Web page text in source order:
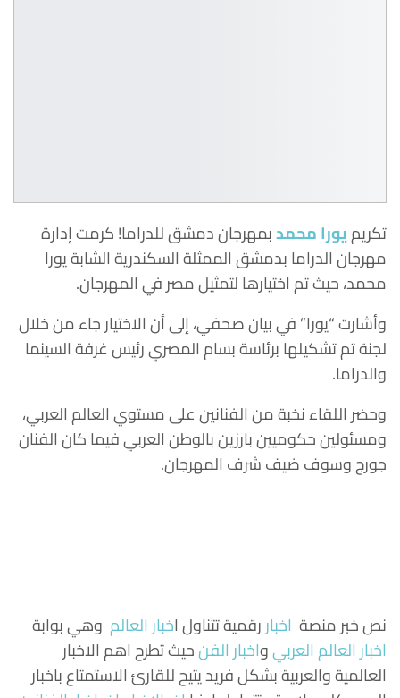
تكريميورا محمدبمهرجان دمشق للدراما! كرمت إدارة
مهرجان الدراما بدمشق الممثلة السكندرية الشابة يورا
محمد، حيث تم اختيارها لتمثيل مصر في المهرجان.
وأشارت “يورا” في بيان صحفي، إلى أن الاختيار جاء من خلال
لجنة تم تشكيلها برئاسة بسام المصري رئيس غرفة السينما
والدراما.
وحضر اللقاء نخبة من الفنانين على مستوي العالم العربي،
ومسئولين حكوميين بارزين بالوطن العربي فيما كان الفنان
جورج وسوف ضيف شرف المهرجان.
نص خبر منصة اخباررقمية تتناولاخبار العالم وهي بوابة
اخبار العالم العربيواخبار الفنحيث تطرح اهم الاخبار
العالمية والعربية بشكل فريد يتيح للقارئ الاستمتاع باخبار